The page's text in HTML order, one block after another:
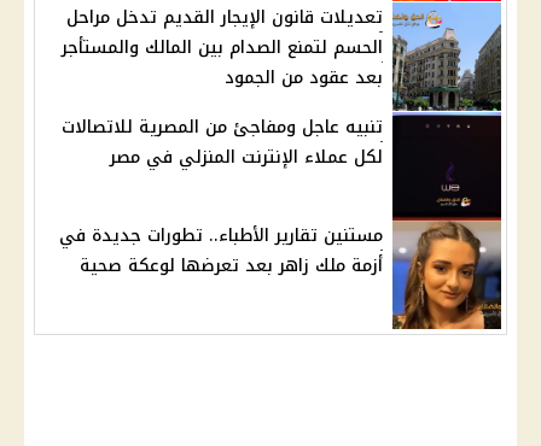
تعديلات قانون الإيجار القديم تدخل مراحل
الحسم لتمنع الصدام بين المالك والمستأجر
بعد عقود من الجمود
تنبيه عاجل ومفاجئ من المصرية للاتصالات
لكل عملاء الإنترنت المنزلي في مصر
مستنين تقارير الأطباء.. تطورات جديدة في
أزمة ملك زاهر بعد تعرضها لوعكة صحية